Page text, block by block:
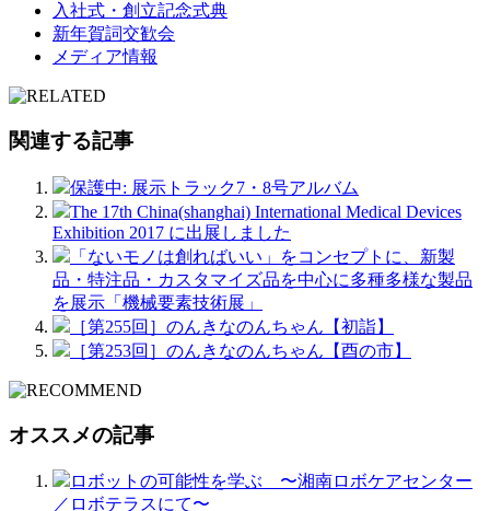
入社式・創立記念式典
新年賀詞交歓会
メディア情報
関連する記事
保護中: 展示トラック7・8号アルバム
The 17th China(shanghai) International Medical Devices
Exhibition 2017 に出展しました
「ないモノは創ればいい」をコンセプトに、新製
品・特注品・カスタマイズ品を中心に多種多様な製品
を展示「機械要素技術展」
［第255回］のんきなのんちゃん【初詣】
［第253回］のんきなのんちゃん【酉の市】
オススメの記事
ロボットの可能性を学ぶ 〜湘南ロボケアセンター
／ロボテラスにて〜